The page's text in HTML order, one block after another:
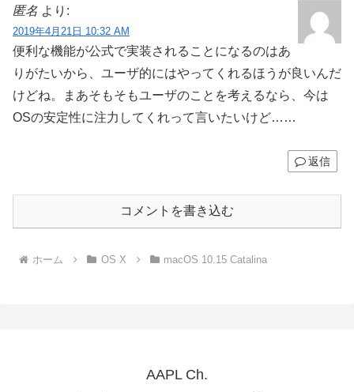
匿名 より:
2019年4月21日 10:32 AM
便利な機能が公式で実装されることになるのはあ
りがたいから、ユーザ的にはやってくれるほうが良いんだ
けどね。まあそもそもユーザのことを考えるなら、今は
OSの安定性に注力してくれって言いたいけど……
返信
コメントを書き込む
ホーム OS X macOS 10.15 Catalina
AAPL Ch.